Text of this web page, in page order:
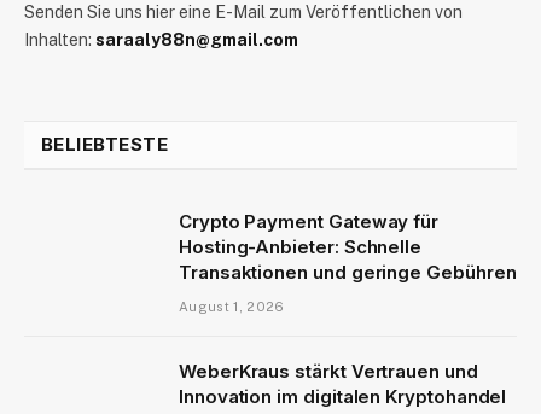
Senden Sie uns hier eine E-Mail zum Veröffentlichen von
Inhalten: saraaly88n@gmail.com
BELIEBTESTE
Crypto Payment Gateway für
Hosting-Anbieter: Schnelle
Transaktionen und geringe Gebühren
August 1, 2026
WeberKraus stärkt Vertrauen und
Innovation im digitalen Kryptohandel